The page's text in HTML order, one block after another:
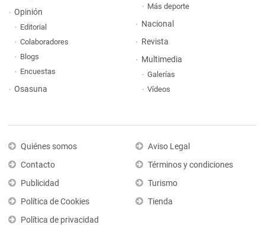
Opinión
Editorial
Colaboradores
Blogs
Encuestas
Osasuna
Más deporte
Nacional
Revista
Multimedia
Galerías
Vídeos
Quiénes somos
Contacto
Publicidad
Política de Cookies
Política de privacidad
Aviso Legal
Términos y condiciones
Turismo
Tienda